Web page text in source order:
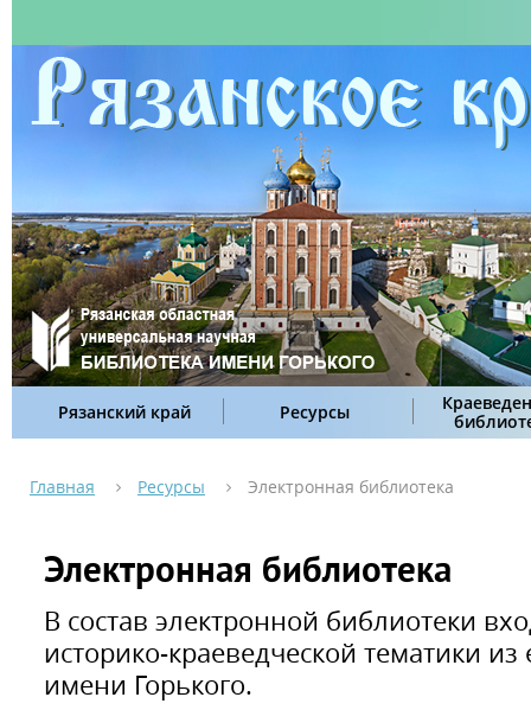
Рязанский край Ресурсы
Главная Ресурсы Электронная библиотека
Электронная библиотека
В состав электронной библиотеки
историко-краеведческой тематики
имени Горького.